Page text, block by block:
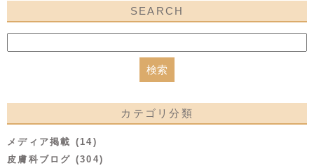
SEARCH
カテゴリ分類
メディア掲載 (14)
皮膚科ブログ (304)